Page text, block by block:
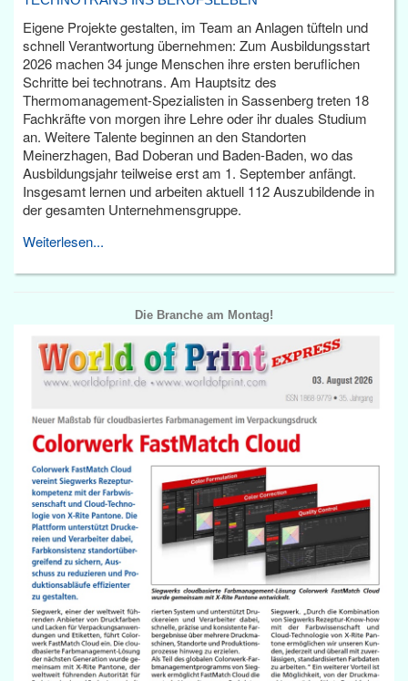
Eigene Projekte gestalten, im Team an Anlagen tüfteln und
schnell Verantwortung übernehmen: Zum Ausbildungsstart
2026 machen 34 junge Menschen ihre ersten beruflichen
Schritte bei technotrans. Am Hauptsitz des
Thermomanagement-Spezialisten in Sassenberg treten 18
Fachkräfte von morgen ihre Lehre oder ihr duales Studium
an. Weitere Talente beginnen an den Standorten
Meinerzhagen, Bad Doberan und Baden-Baden, wo das
Ausbildungsjahr teilweise erst am 1. September anfängt.
Insgesamt lernen und arbeiten aktuell 112 Auszubildende in
der gesamten Unternehmensgruppe.
Weiterlesen...
Die Branche am Montag!